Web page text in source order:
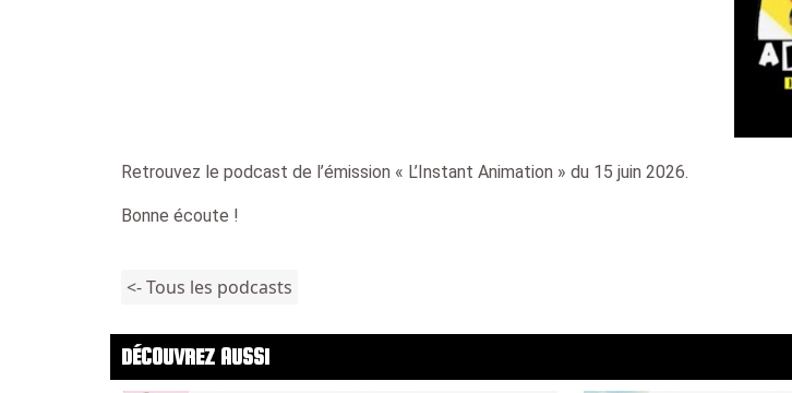
Retrouvez le podcast de l’émission « L’Instant Animation » du 15 juin 2026.
Bonne écoute !
<- Tous les podcasts
DÉCOUVREZ AUSSI